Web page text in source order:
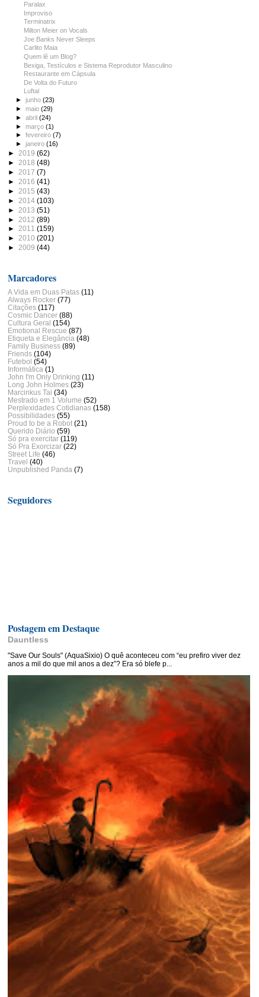
Paralax
Improviso
Terminatrix
Milton Meier on Vocals
Joe Banks Never Sleeps
Carlito Maia
Quem lê um Blog?
Bexiga, Testículos e Sistema Reprodutor Masculino
Restaurante em Cápsula
De Volta do Futuro
Luftal
►junho(23)
►maio(29)
►abril(24)
►março(1)
►fevereiro(7)
►janeiro(16)
► 2019 (62)
► 2018 (48)
► 2017 (7)
► 2016 (41)
► 2015 (43)
► 2014 (103)
► 2013 (51)
► 2012 (89)
► 2011 (159)
► 2010 (201)
► 2009 (44)
Marcadores
A Vida em Duas Patas (11)
Always Rocker (77)
Citações (117)
Cosmic Dancer (88)
Cultura Geral (154)
Emotional Rescue (87)
Etiqueta e Elegância (48)
Family Business (89)
Friends (104)
Futebol (54)
Informática (1)
John I'm Only Drinking (11)
Long John Holmes (23)
Marcinkus Tai (34)
Mestrado em 1 Volume (52)
Perplexidades Cotidianas (158)
Possibilidades (55)
Proud to be a Robot (21)
Querido Diário (59)
Só pra exercitar (119)
Só Pra Exorcizar (22)
Street Life (46)
Travel (40)
Unpublished Panda (7)
Seguidores
Postagem em Destaque
Dauntless
"Save Our Souls" (AquaSixio) O quê aconteceu com “eu prefiro viver dez
anos a mil do que mil anos a dez”? Era só blefe p...